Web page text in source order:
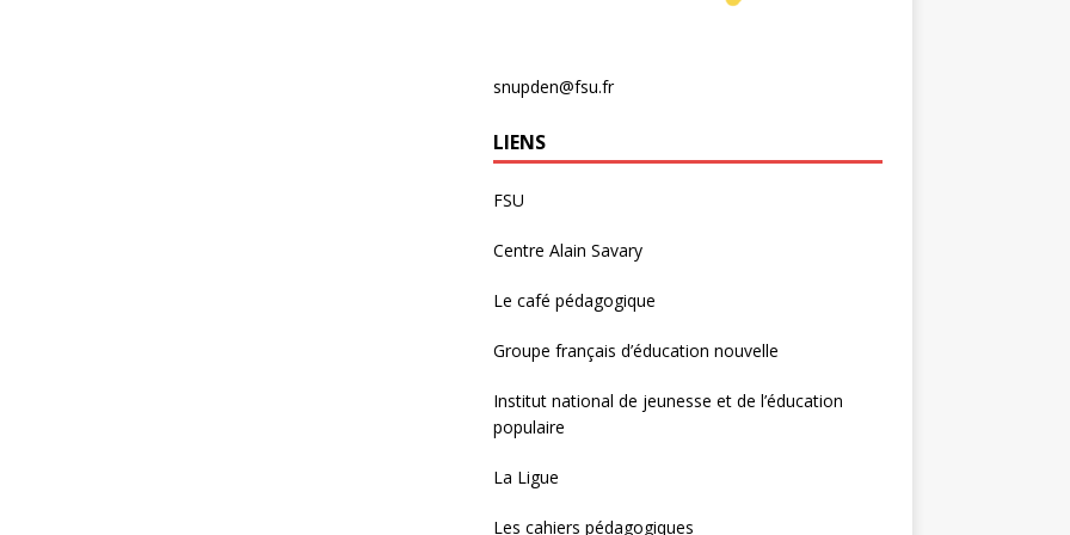
snupden@fsu.fr
LIENS
FSU
Centre Alain Savary
Le café pédagogique
Groupe français d’éducation nouvelle
Institut national de jeunesse et de l’éducation
populaire
La Ligue
Les cahiers pédagogiques